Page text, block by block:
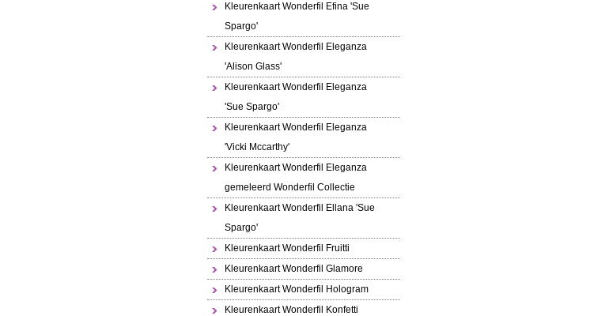
Kleurenkaart Wonderfil Efina 'Sue
Spargo'
Kleurenkaart Wonderfil Eleganza
'Alison Glass'
Kleurenkaart Wonderfil Eleganza
'Sue Spargo'
Kleurenkaart Wonderfil Eleganza
'Vicki Mccarthy'
Kleurenkaart Wonderfil Eleganza
gemeleerd Wonderfil Collectie
Kleurenkaart Wonderfil Ellana 'Sue
Spargo'
Kleurenkaart Wonderfil Fruitti
Kleurenkaart Wonderfil Glamore
Kleurenkaart Wonderfil Hologram
Kleurenkaart Wonderfil Konfetti